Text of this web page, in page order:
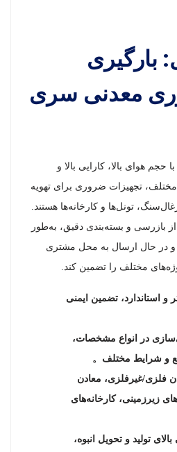
بارگیری
معدنی سری
فن های معدنی سری FBC با حجم هوای بالا، کارایی بالا و
تجهیزات ضروری برای تهویه
تونل‌ها و کارخانه‌ها هستند.
بازرسی و بسته‌بندی دقیق، به‌طور
و در حال ارسال به محل مشتری
مختلف را تضمین کند.
و استاندارد، تضمین ایمنی
در انواع مشخصات،
و شرایط مختلف 。
فلزی/غیرفلزی، معادن
زیرزمینی، کارخانه‌های
تولید و تحویل انبوه،